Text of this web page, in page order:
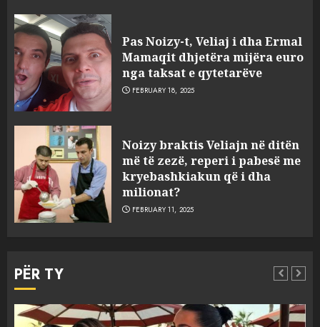
Pas Noizy-t, Veliaj i dha Ermal
Mamaqit dhjetëra mijëra euro
nga taksat e qytetarëve
FEBRUARY 18, 2025
Noizy braktis Veliajn në ditën
më të zezë, reperi i pabesë me
kryebashkiakun që i dha
milionat?
FEBRUARY 11, 2025
PËR TY
3
sulmuan “One Albania”,
ngjarja u fsheh. A u vodhën
serverat?
MARCH 25, 2025
4 MARCH 25, 2025